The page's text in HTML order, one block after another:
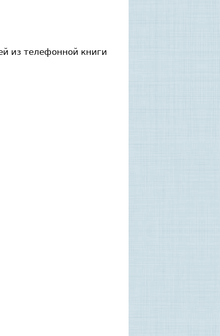
из телефонной книги